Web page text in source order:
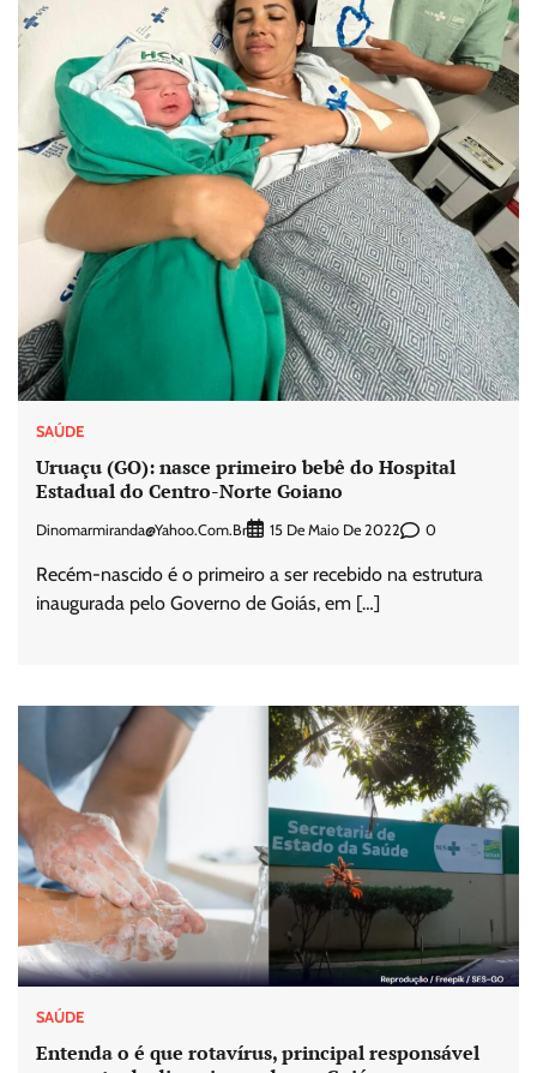
SAÚDE
Uruaçu (GO): nasce primeiro bebê do Hospital
Estadual do Centro-Norte Goiano
Dinomarmiranda@yahoo.com.br 15 De Maio De 2022 0
Recém-nascido é o primeiro a ser recebido na estrutura
inaugurada pelo Governo de Goiás, em […]
SAÚDE
Entenda o é que rotavírus, principal responsável